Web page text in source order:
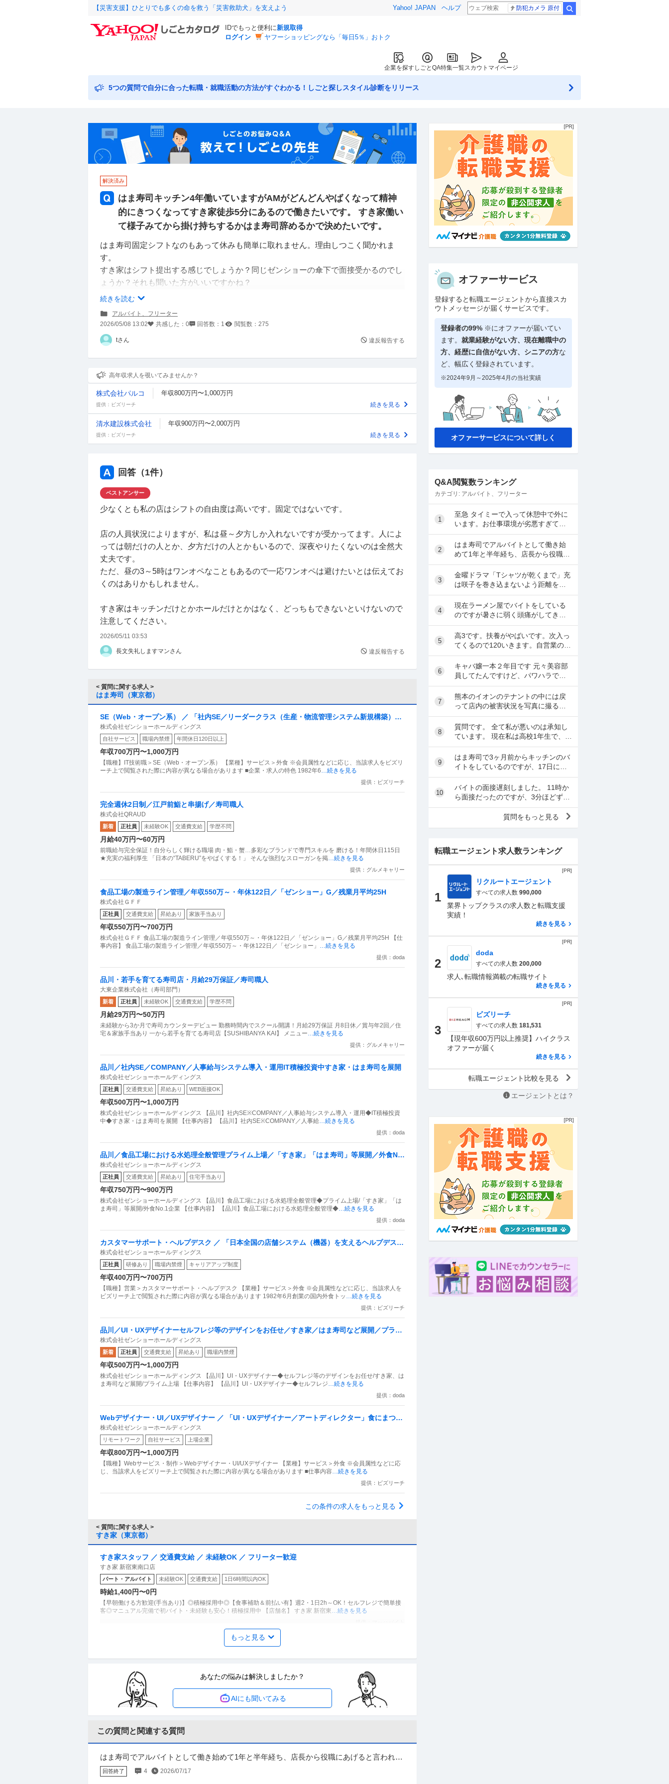
【災害支援】ひとりでも多くの命を救う「災害救助犬」を支えよう Yahoo! JAPAN ヘルプ 防犯カメラ 原付
IDでもっと便利に新規取得
ログイン
ヤフーショッピングなら「毎日5％」おトク
企業を探すしごとQA特集一覧スカウト マイページ
5つの質問で自分に合った転職・就職活動の方法がすぐわかる！しごと探しスタイル診断をリリース
解決済み
はま寿司キッチン4年働いていますがAMがどんどんやばくなって精神
的にきつくなってすき家徒歩5分にあるので働きたいです。 すき家働い
て様子みてから掛け持ちするかはま寿司辞めるかで決めたいです。
はま寿司固定シフトなのもあって休みも簡単に取れません。理由しつこく聞かれま
す。
すき家はシフト提出する感じでしょうか？同じゼンショーの傘下で面接受かるのでし
ょうか？それも聞いた方がいいですかね？
夜勤ワンオペがやりたくないので出来ないと伝えたら落とされやすいですか
続きを読む
アルバイト、フリーター
2026/05/08 13:02
共感した： 0 回答数： 1 閲覧数： 275
tさん 違反報告する
高年収求人を覗いてみませんか？
株式会社パルコ 年収800万円〜1,000万円
提供：ビズリーチ 続きを見る
清水建設株式会社 年収900万円〜2,000万円
提供：ビズリーチ 続きを見る
回答（1件）
ベストアンサー
少なくとも私の店はシフトの自由度は高いです。固定ではないです。
店の人員状況によりますが、私は昼～夕方しか入れないですが受かってます。人によ
っては朝だけの人とか、夕方だけの人とかもいるので、深夜やりたくないのは全然大
丈夫です。
ただ、昼の3～5時はワンオペなこともあるので一応ワンオペは避けたいとは伝えてお
くのはありかもしれません。
すき家はキッチンだけとかホールだけとかはなく、どっちもできないといけないので
注意してください。
2026/05/11 03:53
長文失礼しますマンさん 違反報告する
< 質問に関する求人 >
はま寿司（東京都）
SE（Web・オープン系） ／ 「社内SE／リーダークラス（生産・物流管理システム新規構築）」
国内の外食企業トップクラス／ITへ惜しまない投資／自身がやりたいことをかたちにできます／
すき家・はま寿司のゼンショー
株式会社ゼンショーホールディングス
自社サービス 職場内禁煙 年間休日120日以上
年収700万円〜1,000万円
【職種】IT技術職＞SE（Web・オープン系） 【業種】サービス＞外食 ※会員属性などに応じ、当該求人をビズリ
ーチ上で閲覧された際に内容が異なる場合があります ■企業・求人の特色 1982年6…続きを見る
提供：ビズリーチ
完全週休2日制／江戸前鮨と串揚げ／寿司職人
株式会社QRAUD
新着 正社員 未経験OK 交通費支給 学歴不問
月給40万円〜60万円
前職給与完全保証！自分らしく輝ける職場 肉・鮨・蟹…多彩なブランドで専門スキルを 磨ける！年間休日115日
★充実の福利厚生 「日本の“TABERU”をやばくする！」 そんな強烈なスローガンを掲…続きを見る
提供：グルメキャリー
食品工場の製造ライン管理／年収550万～・年休122日／「ゼンショー」G／残業月平均25H
株式会社ＧＦＦ
正社員 交通費支給 昇給あり 家族手当あり
年収550万円〜700万円
株式会社ＧＦＦ 食品工場の製造ライン管理／年収550万～・年休122日／「ゼンショー」G／残業月平均25H 【仕
事内容】 食品工場の製造ライン管理／年収550万～・年休122日／「ゼンショー」 …続きを見る
提供：doda
品川・若手を育てる寿司店・月給29万保証／寿司職人
大東企業株式会社（寿司部門）
新着 正社員 未経験OK 交通費支給 学歴不問
月給29万円〜50万円
未経験から3か月で寿司カウンターデビュー 勤務時間内でスクール開講！月給29万保証 月8日休／賞与年2回／住
宅＆家族手当あり 一から若手を育てる寿司店【SUSHIBANYA KAI】 メニュー…続きを見る
提供：グルメキャリー
品川／社内SE／COMPANY／人事給与システム導入・運用IT積極投資中すき家・はま寿司を展開
株式会社ゼンショーホールディングス
正社員 交通費支給 昇給あり WEB面接OK
年収500万円〜1,000万円
株式会社ゼンショーホールディングス 【品川】社内SE※COMPANY／人事給与システム導入・運用◆IT積極投資
中◆すき家・はま寿司を展開 【仕事内容】 【品川】社内SE※COMPANY／人事給…続きを見る
提供：doda
品川／食品工場における水処理全般管理プライム上場／「すき家」「はま寿司」等展開／外食No.
1企業
株式会社ゼンショーホールディングス
正社員 交通費支給 昇給あり 住宅手当あり
年収750万円〜900万円
株式会社ゼンショーホールディングス 【品川】食品工場における水処理全般管理◆プライム上場/「すき家」「は
ま寿司」等展開/外食No.1企業 【仕事内容】 【品川】食品工場における水処理全般管理◆…続きを見る
提供：doda
カスタマーサポート・ヘルプデスク ／ 「日本全国の店舗システム（機器）を支えるヘルプデスク
／テクニカルサポート」店舗業務の効率化を担う重要ポジション！ヘルプデスク業務の中で改善
点を見つけ新規システム・最先端IT技術導入を企画する役割も期待します
株式会社ゼンショーホールディングス
正社員 研修あり 職場内禁煙 キャリアアップ制度
年収400万円〜700万円
【職種】営業＞カスタマーサポート・ヘルプデスク 【業種】サービス＞外食 ※会員属性などに応じ、当該求人を
ビズリーチ上で閲覧された際に内容が異なる場合があります 1982年6月創業の国内外食トッ …続きを見る
提供：ビズリーチ
品川／UI・UXデザイナーセルフレジ等のデザインをお任せ／すき家／はま寿司など展開／プライ
ム上場
株式会社ゼンショーホールディングス
新着 正社員 交通費支給 昇給あり 職場内禁煙
年収500万円〜1,000万円
株式会社ゼンショーホールディングス 【品川】UI・UXデザイナー◆セルフレジ等のデザインをお任せ/すき家、は
ま寿司など展開/プライム上場 【仕事内容】 【品川】UI・UXデザイナー◆セルフレジ…続きを見る
提供：doda
Webデザイナー・UI／UXデザイナー ／ 「UI・UXデザイナー／アートディレクター」食にまつわ
る顧客体験をデザイン！
株式会社ゼンショーホールディングス
リモートワーク 自社サービス 上場企業
年収800万円〜1,000万円
【職種】Webサービス・制作＞Webデザイナー・UI/UXデザイナー 【業種】サービス＞外食 ※会員属性などに応
じ、当該求人をビズリーチ上で閲覧された際に内容が異なる場合があります ■仕事内容…続きを見る
提供：ビズリーチ
この条件の求人をもっと見る
< 質問に関する求人 >
すき家（東京都）
すき家スタッフ ／ 交通費支給 ／ 未経験OK ／ フリーター歓迎
すき家 新宿東南口店
パート・アルバイト 未経験OK 交通費支給 1日6時間以内OK
時給1,400円〜0円
【早朝働ける方歓迎(手当あり)】◎積極採用中◎【食事補助＆前払い有】週2・1日2h～OK！セルフレジで簡単接
客◎マニュアル完備で初バイト・未経験も安心！積極採用中 【店舗名】 すき家 新宿東…続きを見る
飲食店スタッフ／深夜で時給1625円！金銭のやり取りほぼなし！食事補助もあり／すき家 池上通
時給1,625円
深夜帯は高時給★『すき家』でカシコク稼ごう！ ・給与前払い制度、食事補助など、うれしい特典あり ・髪型髪
色自由 ・カンタン接客！金銭のやり取りはほとんどなし！ 簡単でシンプルなお仕事なので、未…続きを見る
SE（Web・オープン系） ／ 「社内SE／リーダークラス（生産・物流管理システム新規構築）」
国内の外食企業トップクラス／ITへ惜しまない投資／自身がやりたいことをかたちにできます／
すき家・はま寿司のゼンショー
株式会社ゼンショーホールディングス
自社サービス 職場内禁煙 年間休日120日以上
年収700万円〜1,000万円
【職種】IT技術職＞SE（Web・オープン系） 【業種】サービス＞外食 ※会員属性などに応じ、当該求人をビズリ
もっと見る
あなたの悩みは解決しましたか？
AIにも聞いてみる
この質問と関連する質問
はま寿司でアルバイトとして働き始めて1年と半年経ち、店長から役職にあげると言われ、
研修の日時が決まったらまた伝えると言われて1ヶ月が経ちました。 自分は心...
回答終了 4 2026/07/17
オファーサービス
登録すると転職エージェントから直接スカ
ウトメッセージが届くサービスです。
登録者の99% ※にオファーが届いてい
ます。 就業経験がない方、現在離職中の
方、 経歴に自信がない方、シニアの方な
ど、幅広く登録されています。
※2024年9月～2025年4月の当社実績
オファーサービスについて詳しく
Q&A閲覧数ランキング
カテゴリ: アルバイト、フリーター
1
至急 タイミーで入って休憩中で外に
います。お仕事環境が劣悪すぎて戻
りたくないです。 体調も悪いし早退
したいです。 電話したのですが通話
中で一生繋がらなくて...
2
はま寿司でアルバイトとして働き始
めて1年と半年経ち、店長から役職に
あげると言われ、研修の日時が決ま
ったらまた伝えると言われて1ヶ月が
経ちました。 自分は心...
3
金曜ドラマ「Tシャツが乾くまで」充
は咲子を巻き込まないよう距離を置
いたように見えますが、だとしたら
どんなケースが考えられますか？ ①
大恩人を一人で養わな...
4
現在ラーメン屋でバイトをしている
のですが暑さに弱く頭痛がしてきて
しまいます。 とは言えシフトを短時
間にしてしまうとあまり稼げないの
でバイトを変えたいと思っ...
5
高3です。扶養がやばいです。次入っ
てくるので120いきます。自営業の手
渡しで扶養関係ないバイト紹介して
ください。大阪市です
6
キャバ嬢一本２年目です 元々美容部
員してたんですけど、パワハラでや
めてなかなか復帰できずにキャバを
やっています 昼間の仕事復帰したい
のですが、またパワハラ...
7
熊本のイオンのテナントの中には戻
って店内の被害状況を写真に撮るよ
う従業員が指示された所があったと
言われます。事実ですか。テナント
名は分かりますか。
8
質問です。 全て私が悪いのは承知し
ています。 現在私は高校1年生で、某
寿司チェーン店バイトをの面接を受
けました。面接をし、その場で採用
をもらいました。そし...
9
はま寿司で3ヶ月前からキッチンのバ
イトをしているのですが、17日にネ
タの解凍を頼まれました。 初めてだ
ったのですが、ネタを出し冷蔵庫に
いれてる時に、こんな...
10
バイトの面接遅刻しました。 11時か
ら面接だったのですが、3分ほどずれ
てる時計で11:02ほどに起きました。
起きたらスマホの充電が切れてい
質問をもっと見る
転職エージェント求人数ランキング
[PR]
1
リクルートエージェント
すべての求人数 990,000
業界トップクラスの求人数と転職支援
実績！
続きを見る
[PR]
2
doda
すべての求人数 200,000
求人､転職情報満載の転職サイト
続きを見る
[PR]
3
ビズリーチ
すべての求人数 181,531
【現年収600万円以上推奨】ハイクラス
オファーが届く
続きを見る
転職エージェント比較を見る
エージェントとは？